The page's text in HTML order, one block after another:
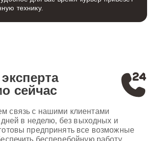
технику.
сейчас
связь с нашими клиентами
дней в неделю, без выходных и
предпринять все возможные
бесперебойную работу